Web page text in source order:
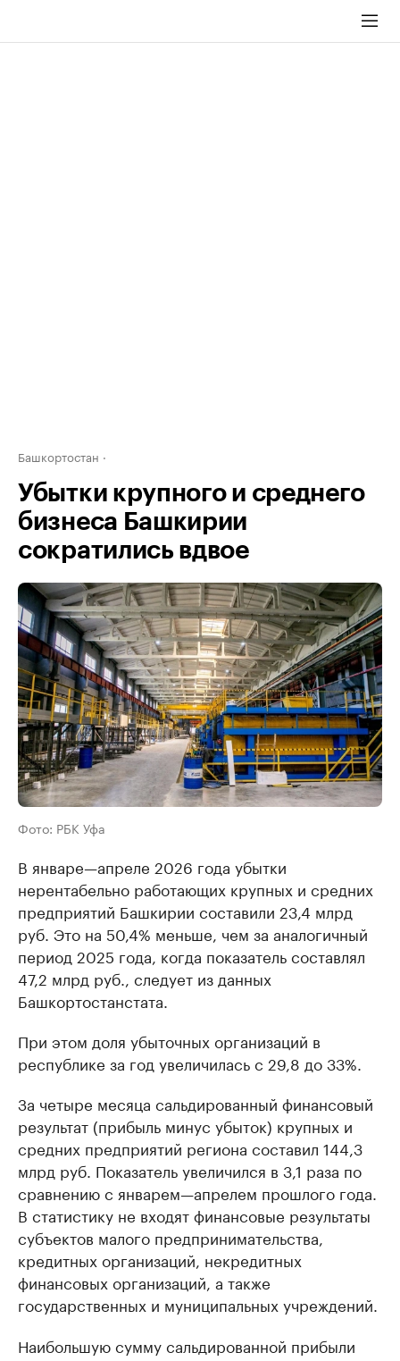
Башкортостан
Убытки крупного и среднего
бизнеса Башкирии
сократились вдвое
Фото: РБК Уфа
В январе—апреле 2026 года убытки
нерентабельно работающих крупных и средних
предприятий Башкирии составили 23,4 млрд
руб. Это на 50,4% меньше, чем за аналогичный
период 2025 года, когда показатель составлял
47,2 млрд руб., следует из данных
Башкортостанстата.
При этом доля убыточных организаций в
республике за год увеличилась с 29,8 до 33%.
За четыре месяца сальдированный финансовый
результат (прибыль минус убыток) крупных и
средних предприятий региона составил 144,3
млрд руб. Показатель увеличился в 3,1 раза по
сравнению с январем—апрелем прошлого года.
В статистику не входят финансовые результаты
субъектов малого предпринимательства,
кредитных организаций, некредитных
финансовых организаций, а также
государственных и муниципальных учреждений.
Наибольшую сумму сальдированной прибыли